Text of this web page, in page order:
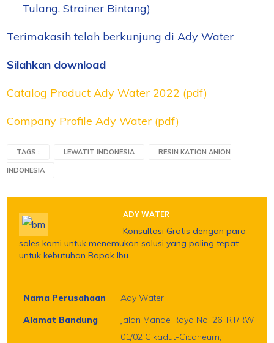
Tulang, Strainer Bintang)
Terimakasih telah berkunjung di Ady Water
Silahkan download
Catalog Product Ady Water 2022 (pdf)
Company Profile Ady Water (pdf)
TAGS : LEWATIT INDONESIA RESIN KATION ANION
INDONESIA
ADY WATER
Konsultasi Gratis dengan para
sales kami untuk menemukan solusi yang paling tepat
untuk kebutuhan Bapak Ibu
Nama Perusahaan
Ady Water
Alamat Bandung
Jalan Mande Raya No. 26, RT/RW
01/02 Cikadut-Cicaheum,